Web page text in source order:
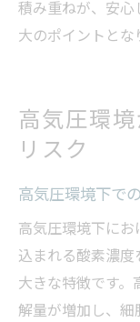
積み重ねが、安
大のポイントとな
高気圧環
リスク
高気圧環境下で
高気圧環境下に
込まれる酸素濃
大きな特徴です
解量が増加し、